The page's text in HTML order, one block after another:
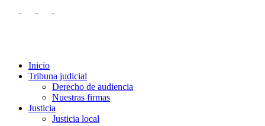
Inicio
Tribuna judicial
Derecho de audiencia
Nuestras firmas
Justicia
Justicia local